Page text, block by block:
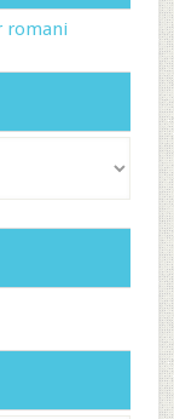
romani